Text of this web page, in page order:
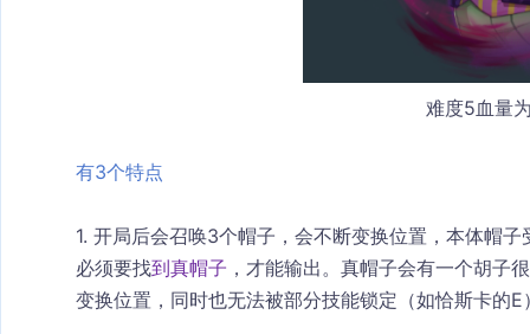
难度5血量
有3个特点
1. 开局后会召唤3个帽子，会不断变换位置，本体帽子
必须要找到真帽子 ，才能输出。真帽子会有一个胡子
变换位置，同时也无法被部分技能锁定（如恰斯卡的